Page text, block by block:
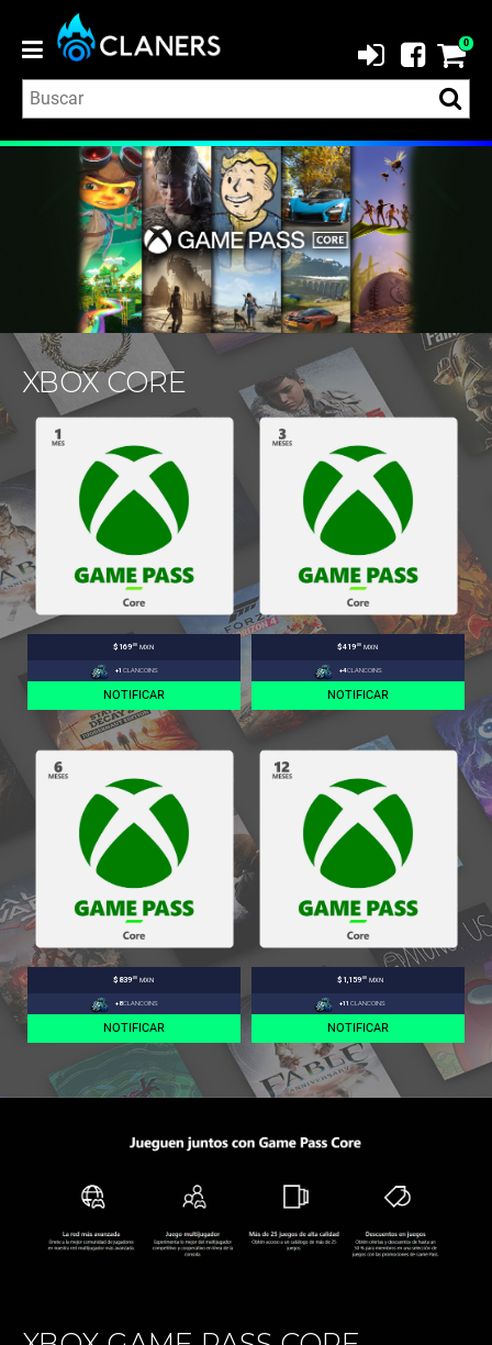
0
XBOX CORE
$169.00 MXN
+1 CLANCOINS
NOTIFICAR
$419.00 MXN
+4CLANCOINS
NOTIFICAR
$839.00 MXN
+8CLANCOINS
NOTIFICAR
$1,159.00 MXN
+11 CLANCOINS
NOTIFICAR